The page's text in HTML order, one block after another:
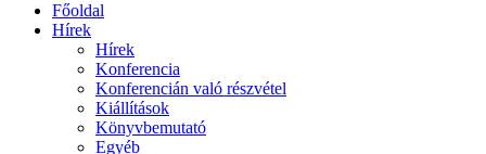
Főoldal
Hírek
Hírek
Konferencia
Konferencián való részvétel
Kiállítások
Könyvbemutató
Egyéb